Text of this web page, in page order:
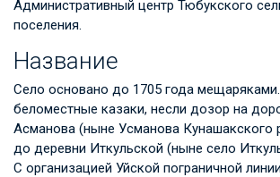
Административный центр Тюбукского
поселения.
Название
Село основано до 1705 года
беломестные казаки, несли дозор на
Асманова (ныне Усманова Кунашакского
до деревни Иткульской (ныне село
С организацией Уйской пограничной